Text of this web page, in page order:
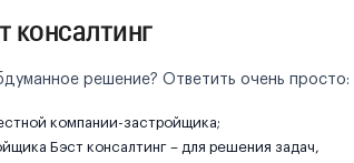
консалтинг
решение? Ответить очень просто:
компании-застройщика;
Бэст консалтинг – для решения задач,